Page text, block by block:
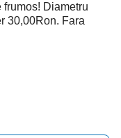
frumos! Diametru
30,00Ron. Fara